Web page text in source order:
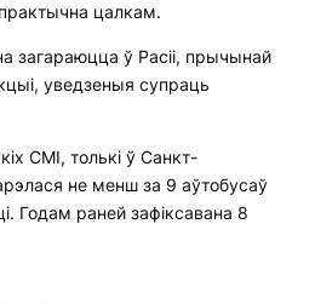
цалкам.
загараюцца ў Расіі, прычынай
уведзеныя супраць
СМІ, толькі ў Санкт-
не менш за 9 аўтобусаў
Годам раней зафіксавана 8